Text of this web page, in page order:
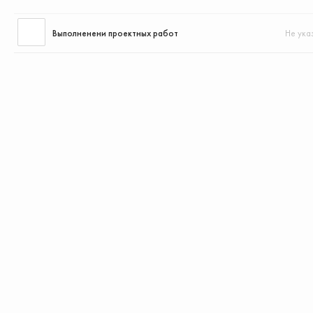
Выполненени проектных работ Не